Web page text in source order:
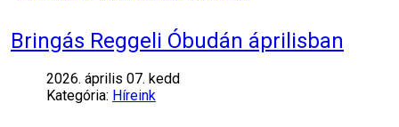
Bringás Reggeli Óbudán áprilisban
2026. április 07. kedd
Kategória: Híreink